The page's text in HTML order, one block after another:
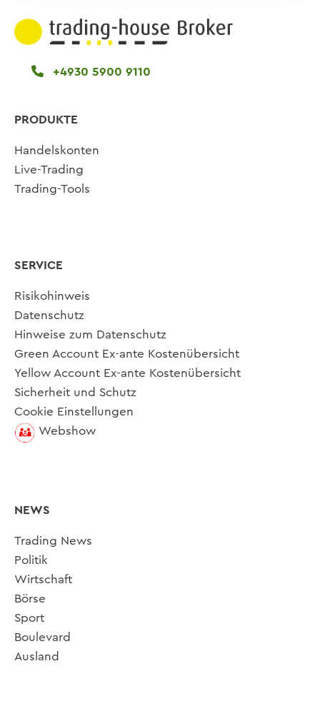
+4930 5900 9110
PRODUKTE
Handelskonten
Live-Trading
Trading-Tools
SERVICE
Risikohinweis
Datenschutz
Hinweise zum Datenschutz
Green Account Ex-ante Kostenübersicht
Yellow Account Ex-ante Kostenübersicht
Sicherheit und Schutz
Cookie Einstellungen
Webshow
NEWS
Trading News
Politik
Wirtschaft
Börse
Sport
Boulevard
Ausland